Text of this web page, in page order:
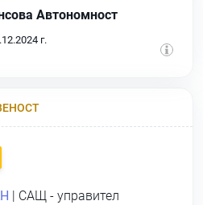
Автономност
г.
| САЩ - управител